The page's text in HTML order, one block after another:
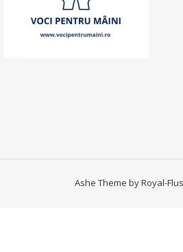
Ashe Theme by Royal-